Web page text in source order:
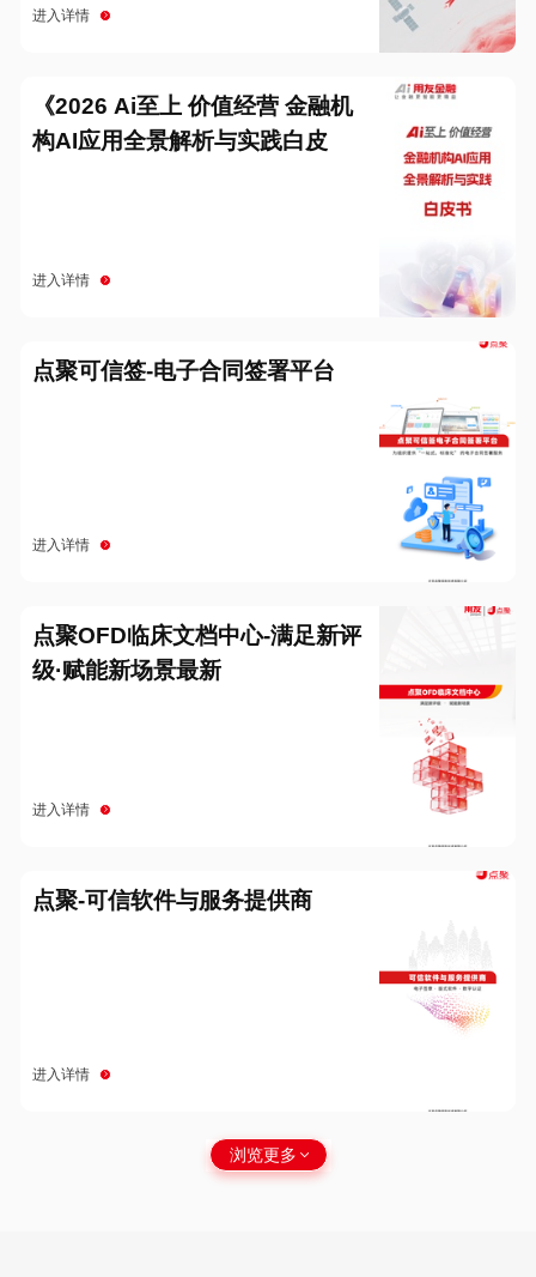
进入详情
《2026 Ai至上 价值经营 金融机
构AI应用全景解析与实践白皮
进入详情
点聚可信签-电子合同签署平台
进入详情
点聚OFD临床文档中心-满足新评
级·赋能新场景最新
进入详情
点聚-可信软件与服务提供商
进入详情
浏览更多